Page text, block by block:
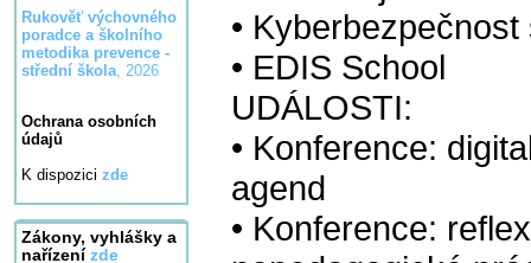
Rukověť výchovného
poradce a školního
metodika prevence -
střední škola, 2026
Ochrana osobních
údajů
K dispozici zde
Zákony, vyhlášky a
nařízení zde
•
• EDIS School
UDÁLOSTI:
• Konference:
agend
• Konference: